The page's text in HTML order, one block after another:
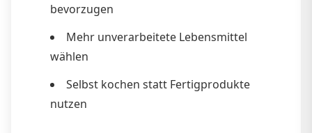
bevorzugen
Mehr unverarbeitete Lebensmittel
wählen
Selbst kochen statt Fertigprodukte
nutzen